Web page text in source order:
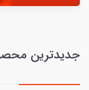
جدیدترین